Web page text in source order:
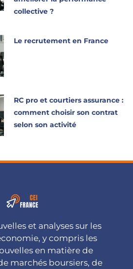
collective ?
Le recrutement en France
RC pro et courtiers assurance :
comment choisir son contrat
selon son activité
et analyses sur les
y compris les
en matière de
marchés boursiers, de